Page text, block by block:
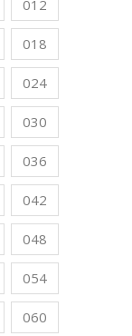
012
018
024
030
036
042
048
054
060